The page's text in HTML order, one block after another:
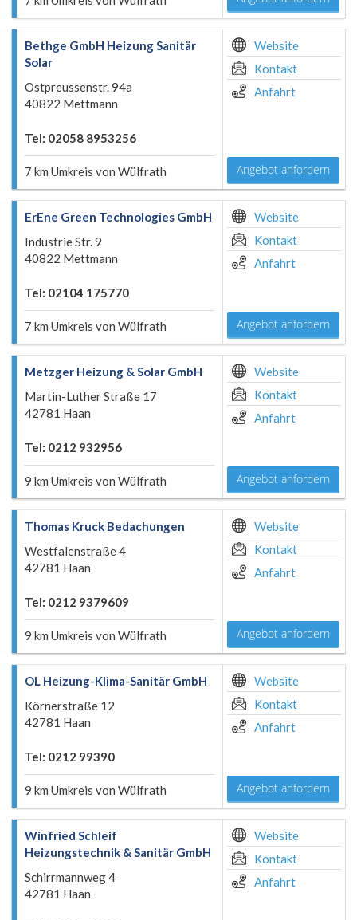
Bethge GmbH Heizung Sanitär
Solar
Ostpreussenstr. 94a
40822 Mettmann
Tel: 02058 8953256
7 km Umkreis von Wülfrath
Website
Kontakt
Anfahrt
Angebot anfordern
ErEne Green Technologies GmbH
Industrie Str. 9
40822 Mettmann
Tel: 02104 175770
7 km Umkreis von Wülfrath
Website
Kontakt
Anfahrt
Angebot anfordern
Metzger Heizung & Solar GmbH
Martin-Luther Straße 17
42781 Haan
Tel: 0212 932956
9 km Umkreis von Wülfrath
Website
Kontakt
Anfahrt
Angebot anfordern
Thomas Kruck Bedachungen
Westfalenstraße 4
42781 Haan
Tel: 0212 9379609
9 km Umkreis von Wülfrath
Website
Kontakt
Anfahrt
Angebot anfordern
OL Heizung-Klima-Sanitär GmbH
Körnerstraße 12
42781 Haan
Tel: 0212 99390
9 km Umkreis von Wülfrath
Website
Kontakt
Anfahrt
Angebot anfordern
Winfried Schleif
Heizungstechnik & Sanitär GmbH
Schirrmannweg 4
42781 Haan
Website
Kontakt
Anfahrt